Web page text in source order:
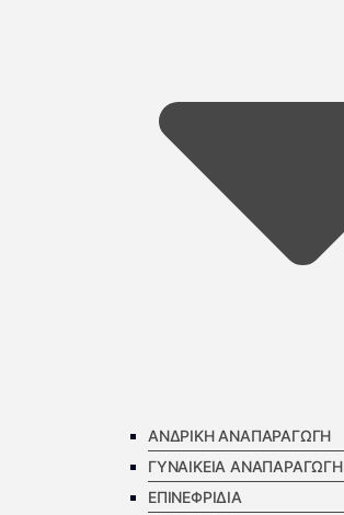
ΑΝΔΡΙΚΗ ΑΝΑΠΑΡΑΓΩΓΗ
ΓΥΝΑΙΚΕΙΑ ΑΝΑΠΑΡΑΓΩΓΗ
ΕΠΙΝΕΦΡΙΔΙΑ